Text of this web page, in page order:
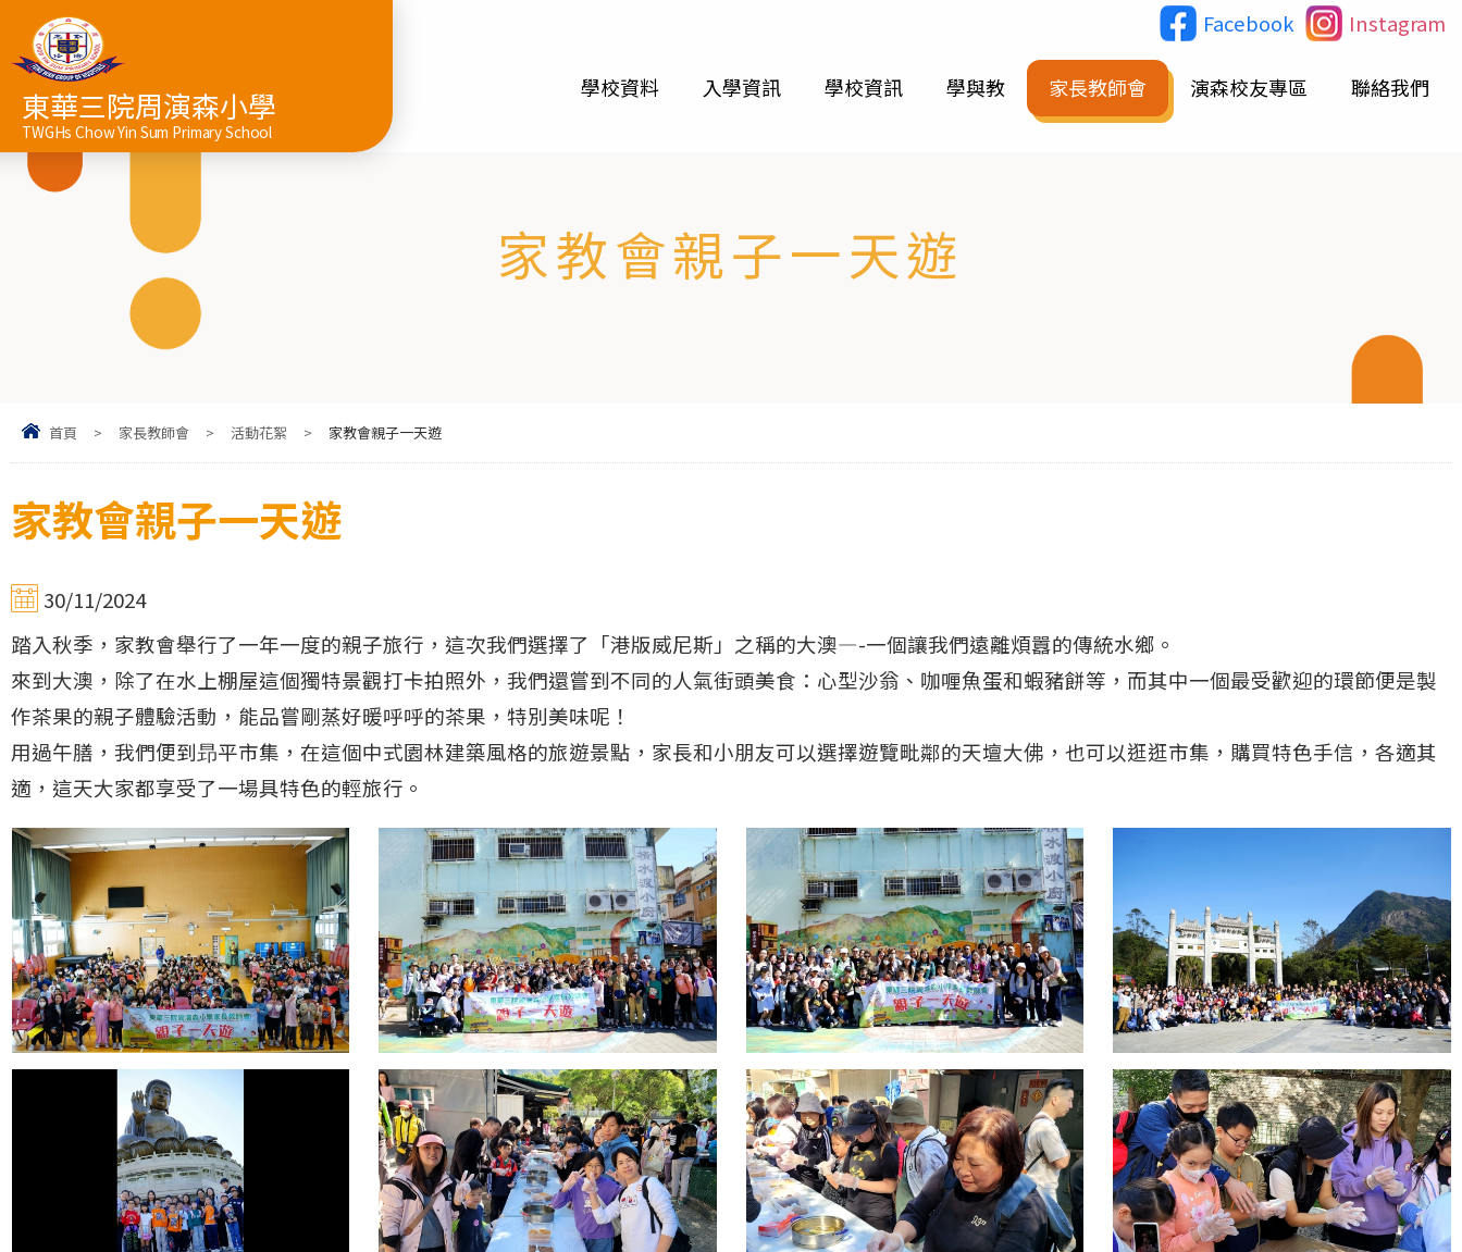
東華三院周演森小學
TWGHs Chow Yin Sum Primary School
Facebook Instagram
學校資料 入學資訊 學校資訊 學與教 家長教師會 演森校友專區 聯絡我們
家教會親子一天遊
首頁 > 家長教師會 > 活動花絮 > 家教會親子一天遊
家教會親子一天遊
30/11/2024
踏入秋季，家教會舉行了一年一度的親子旅行，這次我們選擇了「港版威尼斯」之稱的大澳—-一個讓我們遠離煩囂的傳統水鄉。
來到大澳，除了在水上棚屋這個獨特景觀打卡拍照外，我們還嘗到不同的人氣街頭美食：心型沙翁、咖喱魚蛋和蝦豬餅等，而其中一個最受歡迎的環節便是製
作茶果的親子體驗活動，能品嘗剛蒸好暖呼呼的茶果，特別美味呢！
用過午膳，我們便到昻平市集，在這個中式園林建築風格的旅遊景點，家長和小朋友可以選擇遊覽毗鄰的天壇大佛，也可以逛逛市集，購買特色手信，各適其
適，這天大家都享受了一場具特色的輕旅行。